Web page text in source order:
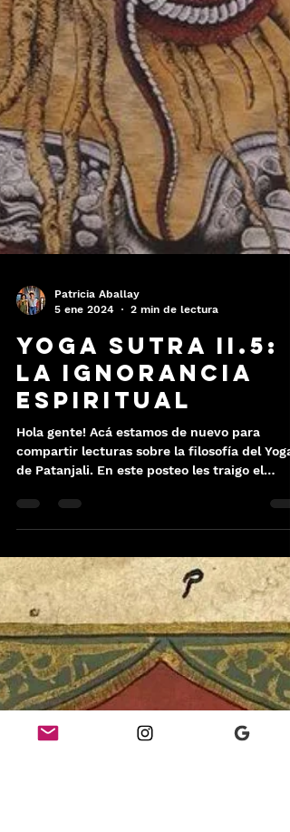
5 ene 2024
la ignorancia
espiritual
Hola gente! Acá estamos de nuevo para
compartir lecturas sobre la filosofía del Yoga
de Patanjali. En este posteo les traigo el
sutra...